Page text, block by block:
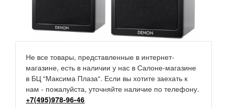
Не все товары, представленные в интернет-
магазине, есть в наличии у нас в Салоне-магазине
в БЦ “Максима Плаза“. Если вы хотите заехать к
нам - пожалуйста, уточняйте наличие по телефону.
+7(495)978-96-46